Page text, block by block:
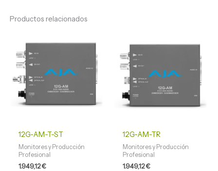
Productos relacionados
12G-AM-T-ST
Monitores y Producción
Profesional
1.949,12€
12G-AM-TR
Monitores y Producción
Profesional
1.949,12€